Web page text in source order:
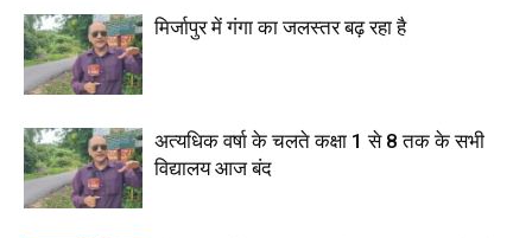
मिर्जापुर में गंगा का जलस्तर बढ़ रहा है
अत्यधिक वर्षा के चलते कक्षा 1 से 8 तक के सभी
विद्यालय आज बंद